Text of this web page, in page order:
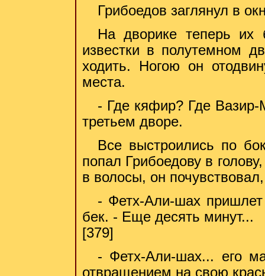
Грибоедов заглянул в
На дворике теперь
известки в полутемном
ходить. Ногою он
места.
- Где кяфир? Где
третьем дворе.
Все выстроились по
попал Грибоедову в
в волосы, он
- Фетх-Али-шах
бек. - Еще десять минут...
[379]
- Фетх-Али-шах... его
отвращением на свою